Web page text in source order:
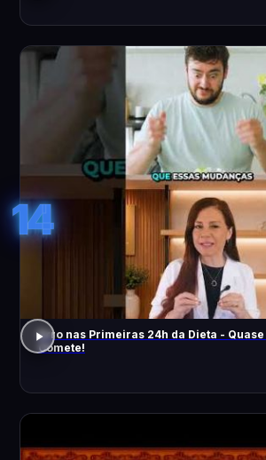
14
Erro nas Primeiras 24h da Dieta -
Comete!